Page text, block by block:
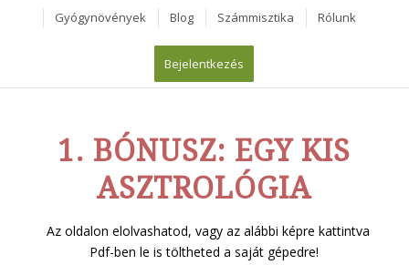
Gyógynövények Blog Számmisztika Rólunk
Bejelentkezés
1. BÓNUSZ: EGY KIS
ASZTROLÓGIA
Az oldalon elolvashatod, vagy az alábbi képre kattintva
Pdf-ben le is töltheted a saját gépedre!